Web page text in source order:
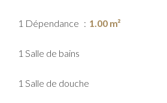
1 Dépendance 1.00 m²
1 Salle de bains
1 Salle de douche